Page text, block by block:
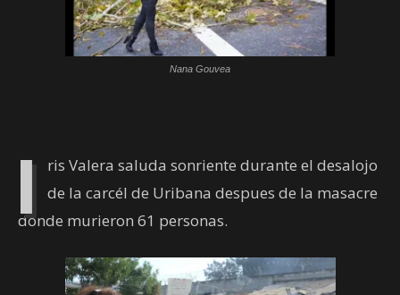
Nana Gouvea
I
ris Valera saluda sonriente durante el desalojo
de la carcél de Uribana despues de la masacre
dónde murieron 61 personas.